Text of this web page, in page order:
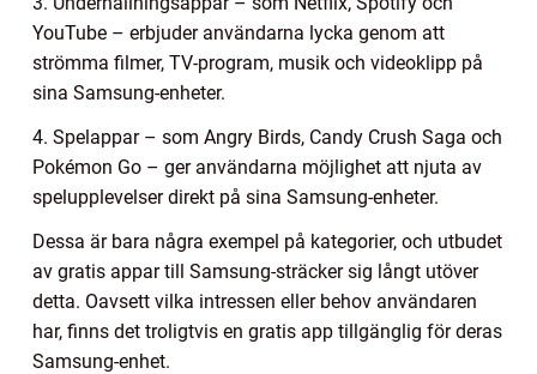
YouTube – erbjuder användarna lycka genom att
strömma filmer, TV-program, musik och videoklipp på
sina Samsung-enheter.
4. Spelappar – som Angry Birds, Candy Crush Saga och
Pokémon Go – ger användarna möjlighet att njuta av
spelupplevelser direkt på sina Samsung-enheter.
Dessa är bara några exempel på kategorier, och utbudet
av gratis appar till Samsung-sträcker sig långt utöver
detta. Oavsett vilka intressen eller behov användaren
har, finns det troligtvis en gratis app tillgänglig för deras
Samsung-enhet.